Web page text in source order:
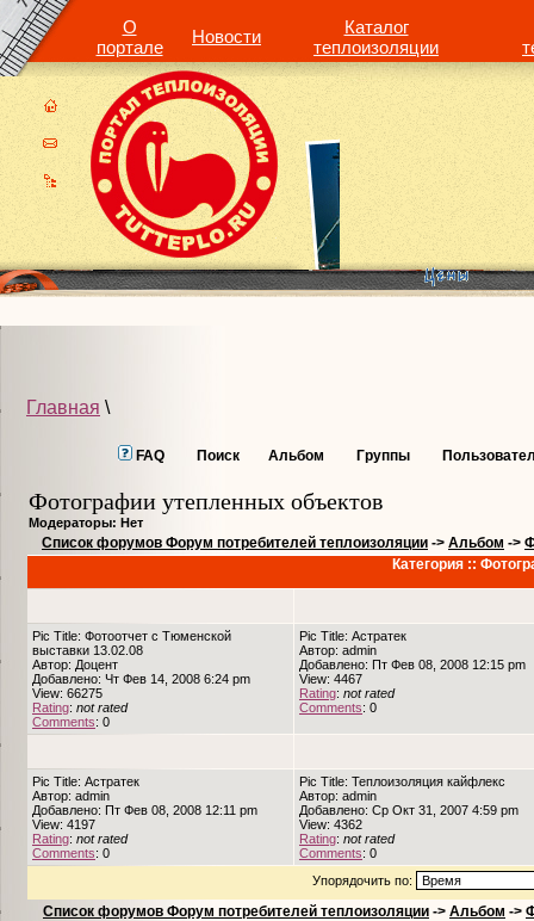
О
портале
Новости
Каталог
теплоизоляции
Главная \
FAQ Поиск Альбом Группы
Фотографии утепленных объектов
Модераторы: Нет
Список форумов Форум потребителей теплоизоляции -> Альбом ->
Категория ::
Pic Title: Фотоотчет с Тюменской
выставки 13.02.08
Автор: Доцент
Добавлено: Чт Фев 14, 2008 6:24 pm
View: 66275
Rating: not rated
Comments: 0
Pic Title: Астратек
Автор: admin
Добавлено: Пт Фев 08, 2008 12:15 pm
View: 4467
Rating: not rated
Comments: 0
Pic Title: Астратек
Автор: admin
Добавлено: Пт Фев 08, 2008 12:11 pm
View: 4197
Rating: not rated
Comments: 0
Pic Title: Теплоизоляция кайфлекс
Автор: admin
Добавлено: Ср Окт 31, 2007 4:59 pm
View: 4362
Rating: not rated
Comments: 0
Упорядочить по:
Список форумов Форум потребителей теплоизоляции -> Альбом ->